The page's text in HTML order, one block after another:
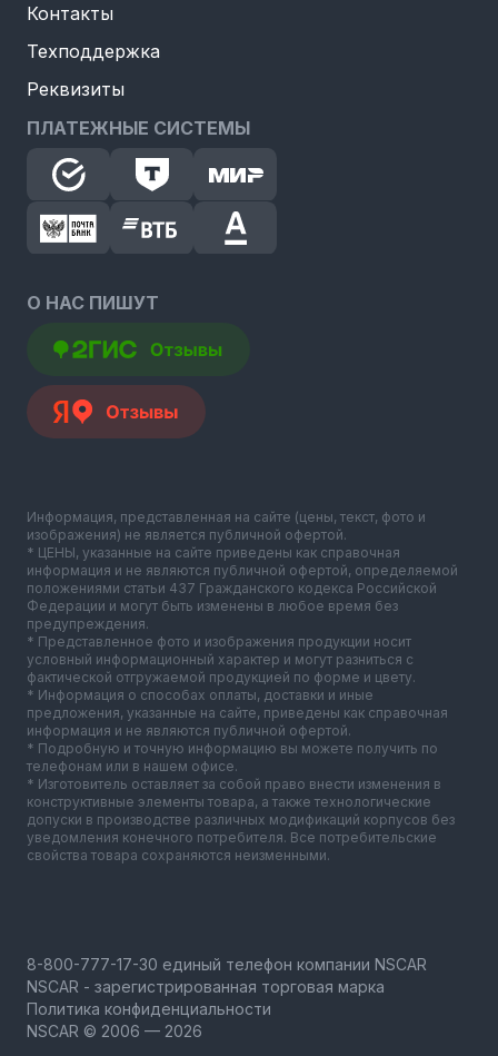
Контакты
Техподдержка
Реквизиты
ПЛАТЕЖНЫЕ СИСТЕМЫ
О НАС ПИШУТ
Информация, представленная на сайте (цены, текст, фото и
изображения) не является публичной офертой.
* ЦЕНЫ, указанные на сайте приведены как справочная
информация и не являются публичной офертой, определяемой
положениями статьи 437 Гражданского кодекса Российской
Федерации и могут быть изменены в любое время без
предупреждения.
* Представленное фото и изображения продукции носит
условный информационный характер и могут разниться с
фактической отгружаемой продукцией по форме и цвету.
* Информация о способах оплаты, доставки и иные
предложения, указанные на сайте, приведены как справочная
информация и не являются публичной офертой.
* Подробную и точную информацию вы можете получить по
телефонам или в нашем офисе.
* Изготовитель оставляет за собой право внести изменения в
конструктивные элементы товара, а также технологические
допуски в производстве различных модификаций корпусов без
уведомления конечного потребителя. Все потребительские
свойства товара сохраняются неизменными.
NSCAR - зарегистрированная торговая марка
Политика конфиденциальности
NSCAR © 2006 — 2026